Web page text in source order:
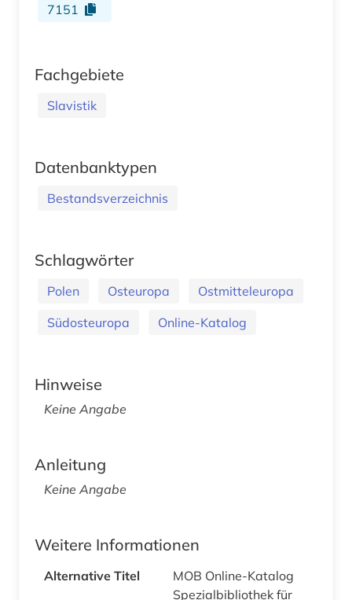
7151
Fachgebiete
Slavistik
Datenbanktypen
Bestandsverzeichnis
Schlagwörter
Polen Osteuropa
Ostmitteleuropa
Südosteuropa
Online-Katalog
Hinweise
Keine Angabe
Anleitung
Keine Angabe
Weitere Informationen
Alternative Titel
MOB Online-Katalog
Spezialbibliothek für